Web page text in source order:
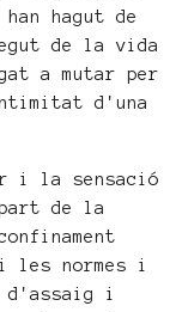
hagut de
de la vida
a mutar per
d'una
i la sensació
de la
les normes i
d'assaig i